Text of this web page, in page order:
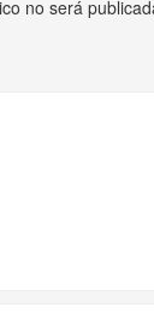
no será